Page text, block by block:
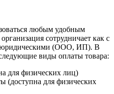
любым удобным
сотрудничает как с
юридическими (ООО, ИП). В
виды оплаты товара:
для физических лиц)
(доступна для физических